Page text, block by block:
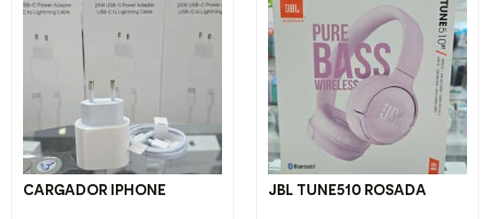
CARGADOR IPHONE JBL TUNE510 ROSADA